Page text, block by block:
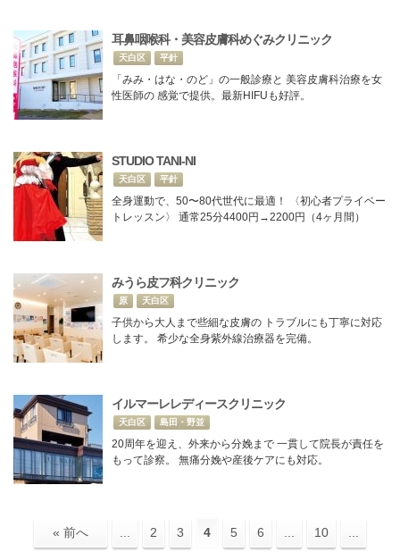
耳鼻咽喉科・美容皮膚科めぐみクリニック
天白区 平針
「みみ・はな・のど」の一般診療と 美容皮膚科治療を女
性医師の 感覚で提供。最新HIFUも好評。
STUDIO TANI-NI
天白区 平針
全身運動で、50〜80代世代に最適！ 〈初心者プライベー
トレッスン〉 通常25分4400円→2200円（4ヶ月間）
みうら皮フ科クリニック
原 天白区
子供から大人まで些細な皮膚の トラブルにも丁寧に対応
します。 希少な全身紫外線治療器を完備。
イルマーレレディースクリニック
天白区 島田・野並
20周年を迎え、外来から分娩まで 一貫して院長が責任を
もって診察。 無痛分娩や産後ケアにも対応。
« 前へ 2 3 4 5 6 10